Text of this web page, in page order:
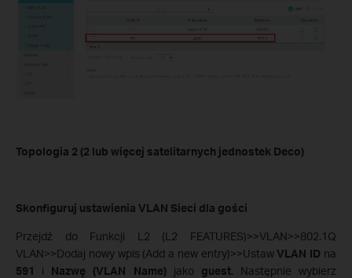
Topologia 2 (2 lub więcej satelitarnych jednostek Deco)
Skonfiguruj ustawienia VLAN Sieci dla gości
Przejdź do Funkcji L2 (L2 FEATURES)>>VLAN>>802.1Q
VLAN>>Dodaj nowy wpis (Add a new entry)>>UstawVLAN ID na
591
i Nazwę (VLAN Name) jako guest. Następnie wybierz